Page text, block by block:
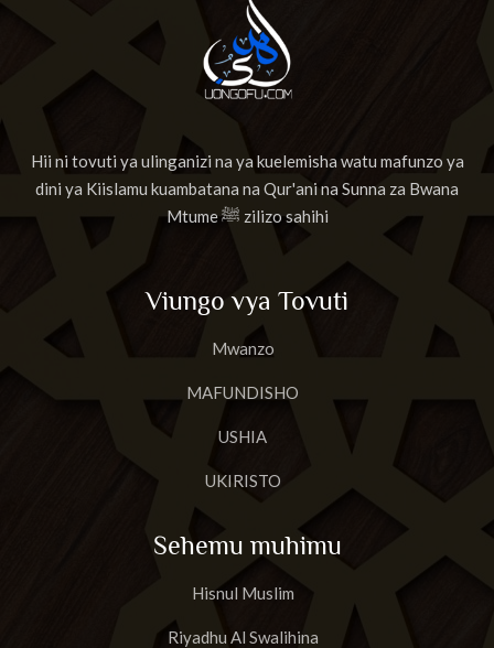
Hii ni tovuti ya ulinganizi na ya kuelemisha watu mafunzo ya
dini ya Kiislamu kuambatana na Qur'ani na Sunna za Bwana
Mtume ﷺ zilizo sahihi
Viungo vya Tovuti
Mwanzo
MAFUNDISHO
USHIA
UKIRISTO
Sehemu muhimu
Hisnul Muslim
Riyadhu Al Swalihina